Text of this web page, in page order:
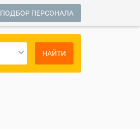
ПОДБОР ПЕРСОНАЛА
НАЙТИ